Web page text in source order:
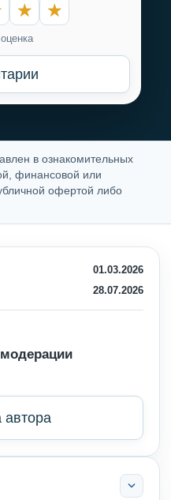
в ознакомительных
финансовой или
офертой либо
01.03.2026
28.07.2026
автора